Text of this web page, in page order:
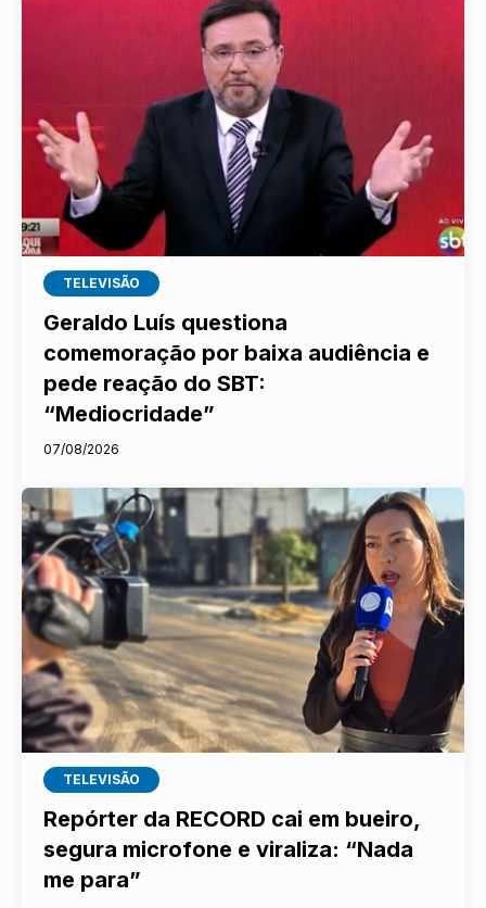
TELEVISÃO
Geraldo Luís questiona
comemoração por baixa audiência e
pede reação do SBT:
“Mediocridade”
07/08/2026
TELEVISÃO
Repórter da RECORD cai em bueiro,
segura microfone e viraliza: “Nada
me para”